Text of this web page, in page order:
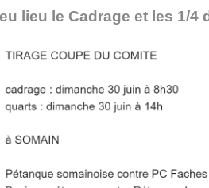
lieu le Cadrage et les 1/4